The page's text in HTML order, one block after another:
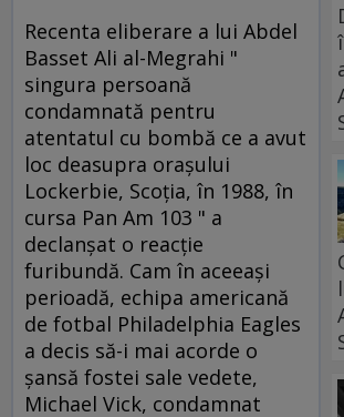
Recenta eliberare a lui Abdel
Basset Ali al-Megrahi "
singura persoană
condamnată pentru
atentatul cu bombă ce a avut
loc deasupra oraşului
Lockerbie, Scoţia, în 1988, în
cursa Pan Am 103 " a
declanşat o reacţie
furibundă. Cam în aceeaşi
perioadă, echipa americană
de fotbal Philadelphia Eagles
a decis să-i mai acorde o
şansă fostei sale vedete,
Michael Vick, condamnat